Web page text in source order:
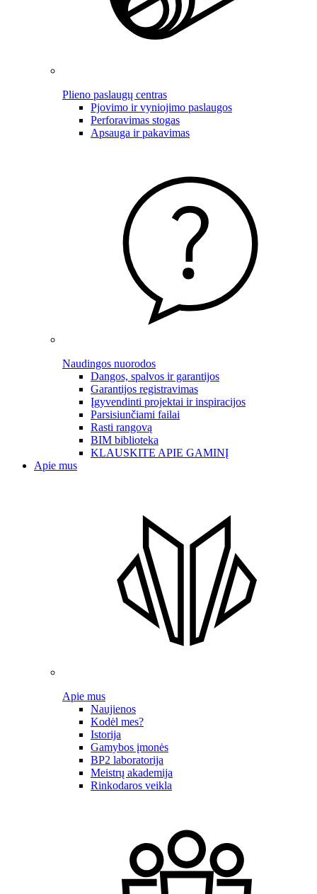
Plieno paslaugų centras
Pjovimo ir vyniojimo paslaugos
Perforavimas stogas
Apsauga ir pakavimas
Naudingos nuorodos
Dangos, spalvos ir garantijos
Garantijos registravimas
Įgyvendinti projektai ir inspiracijos
Parsisiunčiami failai
Rasti rangovą
BIM biblioteka
KLAUSKITE APIE GAMINĮ
Apie mus
Apie mus
Naujienos
Kodėl mes?
Istorija
Gamybos įmonės
BP2 laboratorija
Meistrų akademija
Rinkodaros veikla